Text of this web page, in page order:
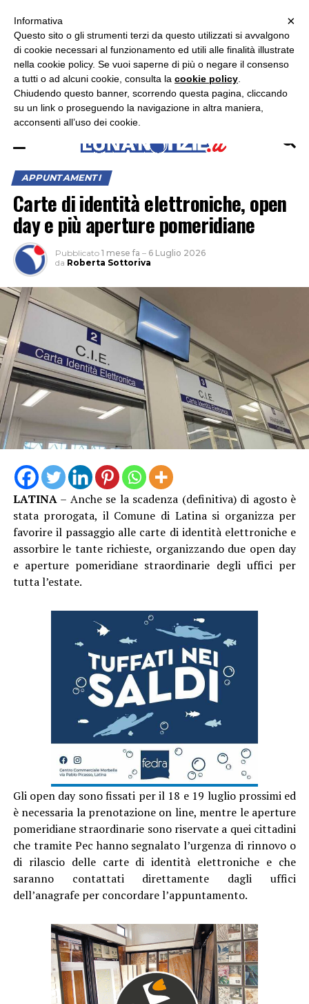
ASCOLTA RADIO LUNA
APPUNTAMENTI
Carte di identità elettroniche, open
day e più aperture pomeridiane
Pubblicato 1 mese fa – 6 Luglio 2026
da Roberta Sottoriva
LATINA– Anche se la scadenza (definitiva) di agosto è
stata prorogata, il Comune di Latina si organizza per
favorire il passaggio alle carte di identità elettroniche e
assorbire le tante richieste, organizzando due open day
e aperture pomeridiane straordinarie degli uffici per
tutta l’estate.
Gli open day sono fissati per il 18 e 19 luglio prossimi ed
è necessaria la prenotazione on line, mentre le aperture
pomeridiane straordinarie sono riservate a quei cittadini
che tramite Pec hanno segnalato l’urgenza di rinnovo o
di rilascio delle carte di identità elettroniche e che
saranno contattati direttamente dagli uffici
dell’anagrafe per concordare l’appuntamento.
×
×
Informativa
Questo sito o gli strumenti terzi da questo utilizzati si avvalgono
di cookie necessari al funzionamento ed utili alle finalità illustrate
nella cookie policy. Se vuoi saperne di più o negare il consenso
a tutti o ad alcuni cookie, consulta la cookie policy
Chiudendo questo banner, scorrendo questa pagina, cliccando
su un link o proseguendo la navigazione in altra maniera,
acconsenti all’uso dei cookie.